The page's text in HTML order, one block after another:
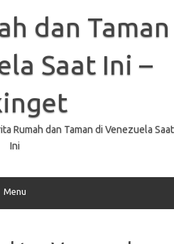
dan Taman
Saat Ini –
Rumah dan Taman di Venezuela Saat
Ini
Menu